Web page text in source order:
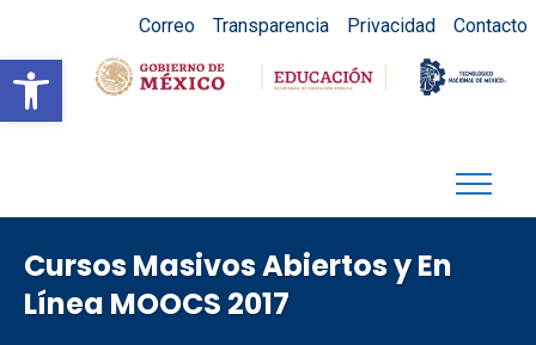
Abrir barra de herramientas
Correo Transparencia Privacidad Contacto
Cursos Masivos Abiertos y En
Línea MOOCS 2017